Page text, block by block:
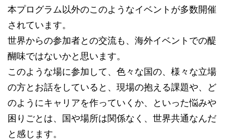
本プログラム以外のこのようなイベントが多数開催
されています。
世界からの参加者との交流も、海外イベントでの醍
醐味ではないかと思います。
このような場に参加して、色々な国の、様々な立場
の方とお話をしていると、現場の抱える課題や、ど
のようにキャリアを作っていくか、といった悩みや
困りごとは、国や場所は関係なく、世界共通なんだ
と感じます。